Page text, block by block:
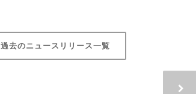
過去のニュースリリース一覧